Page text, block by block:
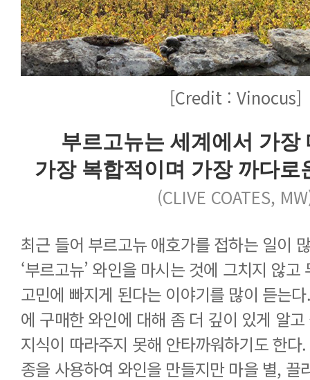
[Credit : Vinocus]
부르고뉴는 세계에서 가장
가장 복합적이며 가장 까다로
(CLIVE COATES,